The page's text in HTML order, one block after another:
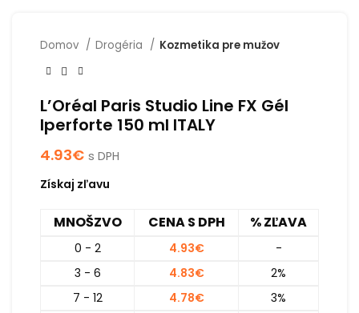
Domov Drogéria Kozmetika pre mužov
L’Oréal Paris Studio Line FX Gél
Iperforte 150 ml ITALY
4.93€ s DPH
Získaj zľavu
MNOŠZVO CENA S DPH % ZĽAVA
0 - 2 4.93€
-
3 - 6
4.83€
2%
7 - 12
4.78€
3%